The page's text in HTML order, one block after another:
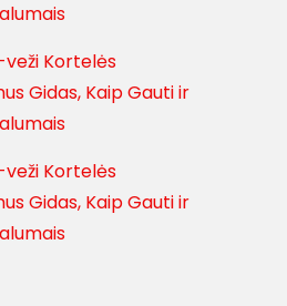
veži Kortelės
Gidas, Kaip Gauti ir
veži Kortelės
Gidas, Kaip Gauti ir